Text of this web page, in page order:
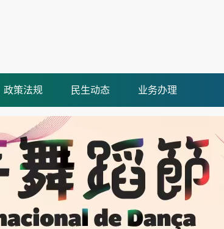
政策法规 民生动态 业务办理